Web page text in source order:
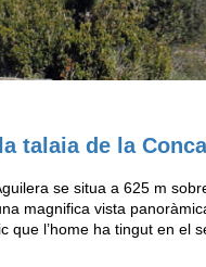
talaia de la Conca
se situa a 625 m
magnifica vista
que l’home ha tingut en el